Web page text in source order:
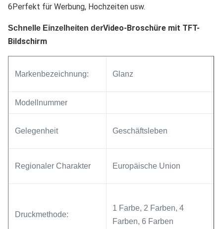
6Perfekt für Werbung, Hochzeiten usw.
Schnelle Einzelheiten derVideo-Broschüre mit TFT-
Bildschirm
Markenbezeichnung: Glanz
Modellnummer
Gelegenheit Geschäftsleben
Regionaler Charakter Europäische Union
Druckmethode:
1 Farbe, 2 Farben, 4
Farben, 6 Farben